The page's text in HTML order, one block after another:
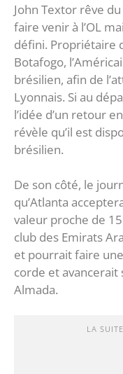
John Textor rêve
faire venir à l’OL
défini. Propriétaire
Botafogo,
brésilien, afin de
Lyonnais. Si au
l’idée d’un retour
révèle qu’il est
brésilien.
De son côté, le
qu’Atlanta
valeur proche de
club des Emirats
et pourrait faire
corde et avancerait
Almada.
LA